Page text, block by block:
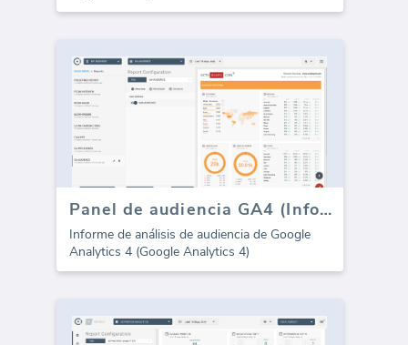
Panel de audiencia GA4 (Informe)
Informe de análisis de audiencia de Google
Analytics 4 (Google Analytics 4)